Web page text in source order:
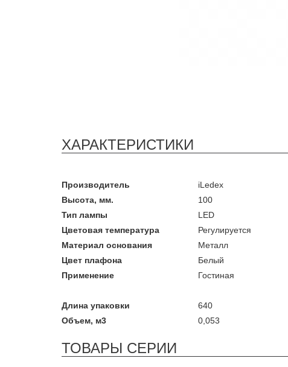
ХАРАКТЕРИСТИКИ
Производитель iLedex
Высота, мм.
100
Тип лампы
LED
Цветовая температура
Регулируется
Материал основания
Металл
Цвет плафона
Белый
Применение
Гостиная
Длина упаковки 640
Объем, м3
0,053
ТОВАРЫ СЕРИИ